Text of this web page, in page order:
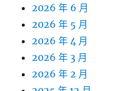
2026 年 6 月
2026 年 5 月
2026 年 4 月
2026 年 3 月
2026 年 2 月